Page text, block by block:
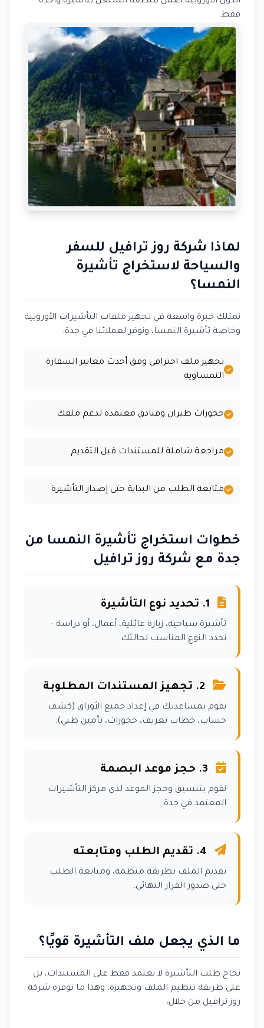
فقط.
لماذا شركة روز ترافيل للسفر
والسياحة لاستخراج تأشيرة
النمسا؟
نمتلك خبرة واسعة في تجهيز ملفات التأشيرات الأوروبية
وخاصة تأشيرة النمسا، ونوفر لعملائنا في جدة:
تجهيز ملف احترافي وفق أحدث معايير السفارة
النمساوية
حجوزات طيران وفنادق معتمدة لدعم ملفك
مراجعة شاملة للمستندات قبل التقديم
متابعة الطلب من البداية حتى إصدار التأشيرة
خطوات استخراج تأشيرة النمسا من
جدة مع شركة روز ترافيل
تأشيرة سياحية، زيارة عائلية، أعمال، أو دراسة –
نحدد النوع المناسب لحالتك.
نقوم بمساعدتك في إعداد جميع الأوراق (كشف
حساب، خطاب تعريف، حجوزات، تأمين طبي).
نقوم بتنسيق وحجز الموعد لدى مركز التأشيرات
المعتمد في جدة.
تقديم الملف بطريقة منظمة، ومتابعة الطلب
حتى صدور القرار النهائي.
ما الذي يجعل ملف التأشيرة قويًا؟
نجاح طلب التأشيرة لا يعتمد فقط على المستندات، بل
على طريقة تنظيم الملف وتجهيزه، وهذا ما توفره شركة
روز ترافيل من خلال: